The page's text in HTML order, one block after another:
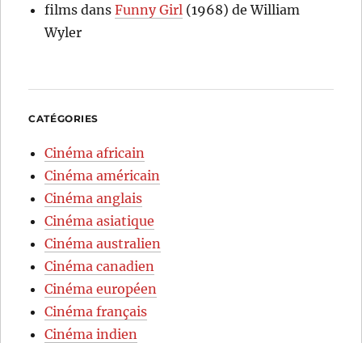
films dansFunny Girl (1968) de William
Wyler
CATÉGORIES
Cinéma africain
Cinéma américain
Cinéma anglais
Cinéma asiatique
Cinéma australien
Cinéma canadien
Cinéma européen
Cinéma français
Cinéma indien